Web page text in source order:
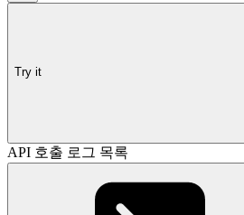
Try it
API 호출 로그 목록